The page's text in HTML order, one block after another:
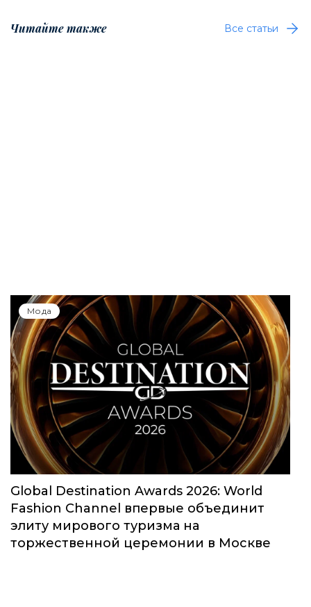
Читайте также Все статьи
Мода
Global Destination Awards 2026: World
Fashion Channel впервые объединит
элиту мирового туризма на
торжественной церемонии в Москве